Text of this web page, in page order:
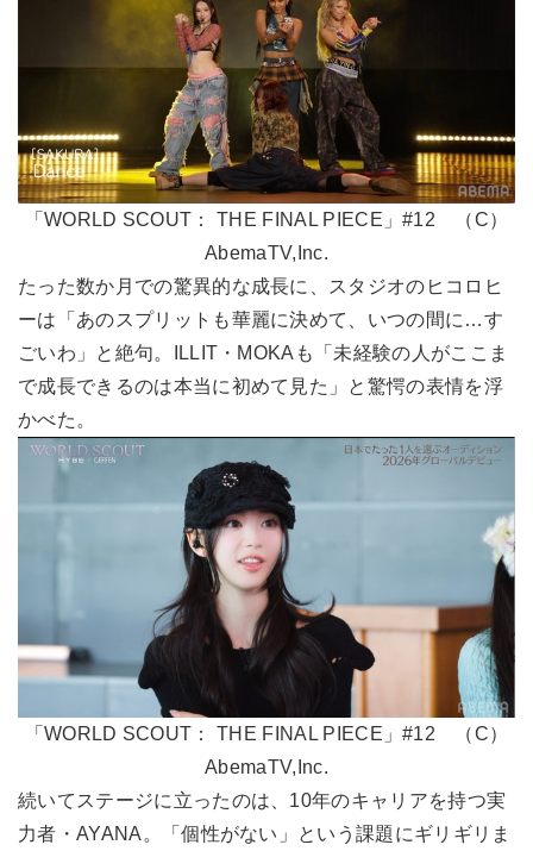
「WORLD SCOUT： THE FINAL PIECE」#12 （C）
AbemaTV,Inc.
たった数か月での驚異的な成長に、スタジオのヒコロヒ
ーは「あのスプリットも華麗に決めて、いつの間に…す
ごいわ」と絶句。ILLIT・MOKAも「未経験の人がここま
で成長できるのは本当に初めて見た」と驚愕の表情を浮
かべた。
「WORLD SCOUT： THE FINAL PIECE」#12 （C）
AbemaTV,Inc.
続いてステージに立ったのは、10年のキャリアを持つ実
力者・AYANA。「個性がない」という課題にギリギリま